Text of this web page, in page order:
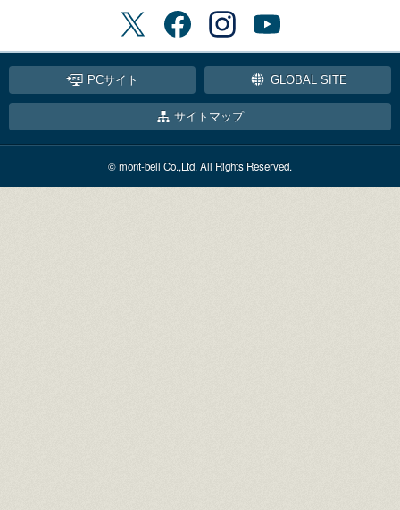
PCサイト GLOBAL SITE
サイトマップ
© mont-bell Co.,Ltd. All Rights Reserved.